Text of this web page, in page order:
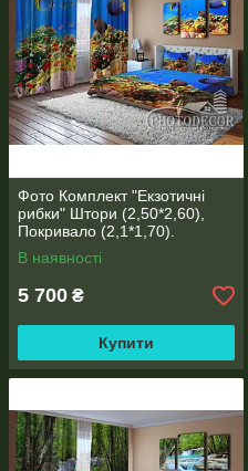
Фото Комплект "Екзотичні
рибки" Штори (2,50*2,60),
Покривало (2,1*1,70).
Читаємо опис!
В наявності
5 700 ₴
Купити